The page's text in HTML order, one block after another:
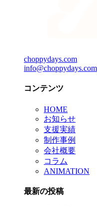
choppydays.com
info@choppydays.com
コンテンツ
HOME
お知らせ
支援実績
制作事例
会社概要
コラム
ANIMATION
最新の投稿